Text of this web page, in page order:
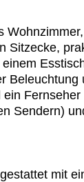
Sitzecke,
Beleuchtung
Fernseher
Sendern)
mit